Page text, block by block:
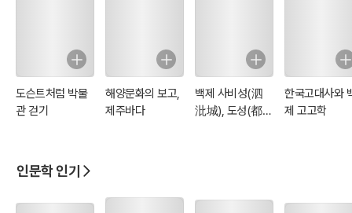
도슨트처럼 박물
관 걷기
해양문화의 보고,
제주바다
백제 사비성(泗
沘城), 도성(都
한국고대사와
제 고고학
인문학 인기